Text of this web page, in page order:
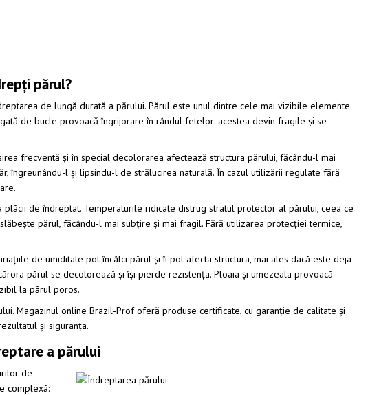
părul?
de lungă durată a părului. Părul este unul dintre cele mai vizibile elemente
de bucle provoacă îngrijorare în rândul fetelor: acestea devin fragile și se
frecventă și în special decolorarea afectează structura părului, făcându-l mai
îngreunându-l și lipsindu-l de strălucirea naturală. În cazul utilizării regulate fără
de îndreptat. Temperaturile ridicate distrug stratul protector al părului, ceea ce
părul, făcându-l mai subțire și mai fragil. Fără utilizarea protecției termice,
de umiditate pot încâlci părul și îi pot afecta structura, mai ales dacă este deja
părul se decolorează și își pierde rezistența. Ploaia și umezeala provoacă
la părul poros.
Magazinul online Brazil-Prof oferă produse certificate, cu garanție de calitate și
și siguranța.
a părului
de
complexă: